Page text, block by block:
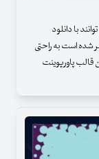
با دانلود
شده است به راحتی
قالب پاورپوینت